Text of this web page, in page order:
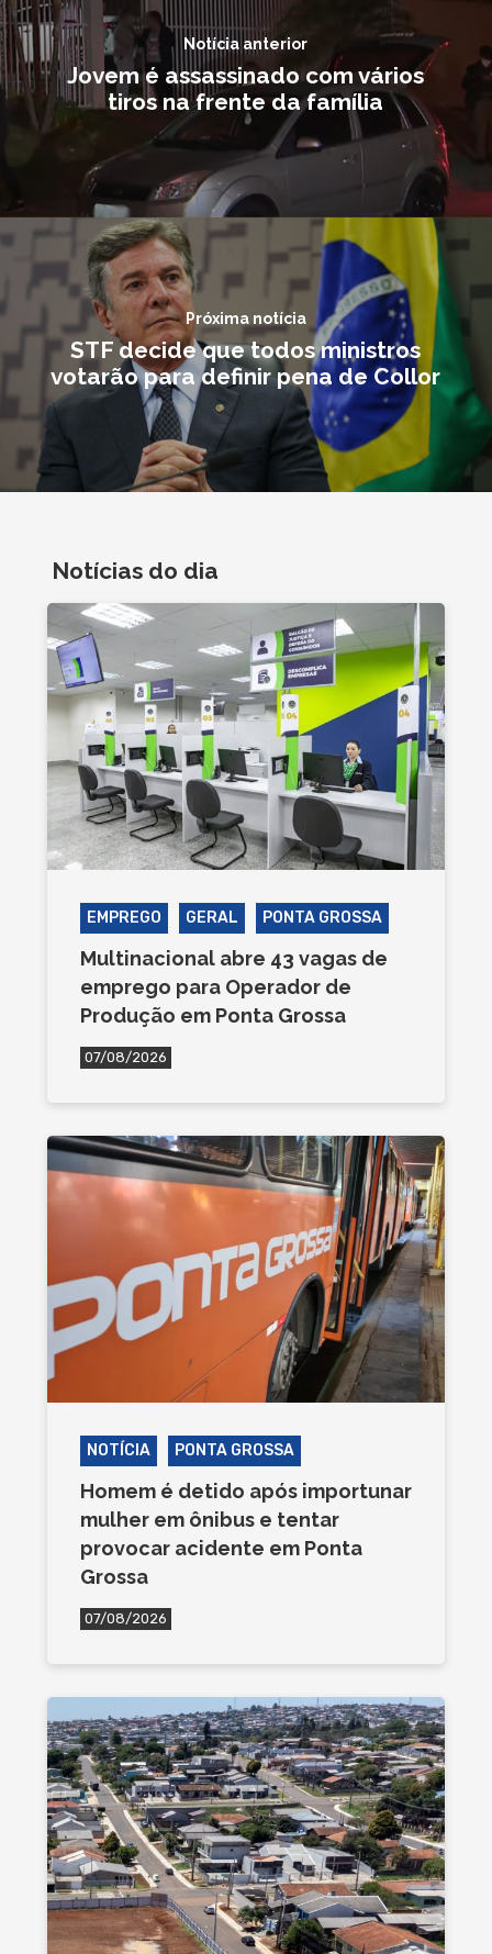
Notícia anterior
Jovem é assassinado com vários
tiros na frente da família
Próxima notícia
STF decide que todos ministros
votarão para definir pena de Collor
Notícias do dia
EMPREGO GERAL PONTA GROSSA
Multinacional abre 43 vagas de
emprego para Operador de
Produção em Ponta Grossa
07/08/2026
NOTÍCIA PONTA GROSSA
Homem é detido após importunar
mulher em ônibus e tentar
provocar acidente em Ponta
Grossa
07/08/2026